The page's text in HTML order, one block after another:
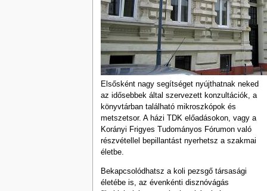
Elsősként nagy segítséget nyújthatnak neked
az idősebbek által szervezett konzultációk, a
könyvtárban található mikroszkópok és
metszetsor. A házi TDK előadásokon, vagy a
Korányi Frigyes Tudományos Fórumon való
részvétellel bepillantást nyerhetsz a szakmai
életbe.
Bekapcsolódhatsz a koli pezsgő társasági
életébe is, az évenkénti disznóvágás